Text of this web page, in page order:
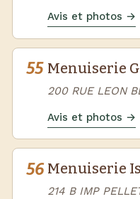
Avis et photos →
55 Menuiserie
200 RUE LEON
Avis et photos →
56 Menuiserie
214 B IMP